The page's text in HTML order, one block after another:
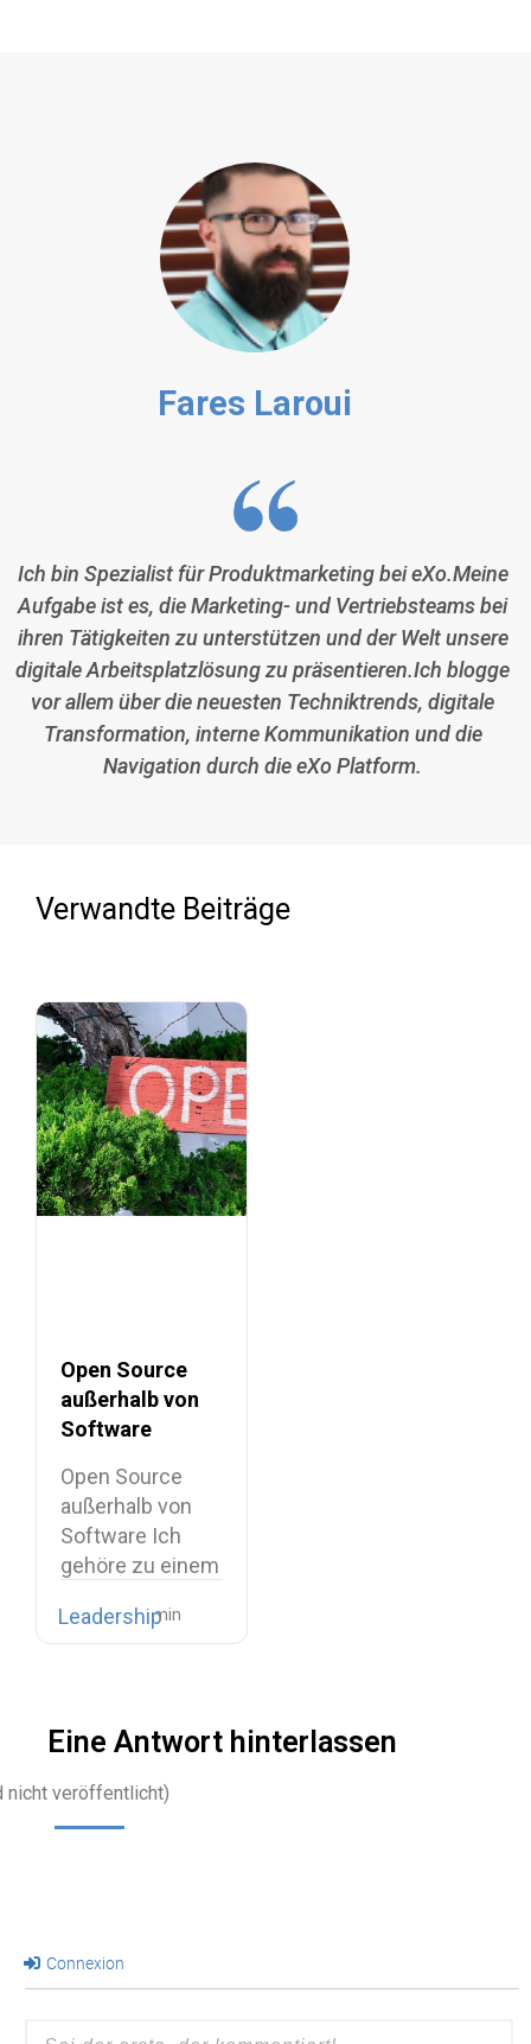
Fares Laroui
Ich bin Spezialist für Produktmarketing bei eXo.Meine
Aufgabe ist es, die Marketing- und Vertriebsteams bei
ihren Tätigkeiten zu unterstützen und der Welt unsere
digitale Arbeitsplatzlösung zu präsentieren.Ich blogge
vor allem über die neuesten Techniktrends, digitale
Transformation, interne Kommunikation und die
Navigation durch die eXo Platform.
Verwandte Beiträge
Open Source
außerhalb von
Software
Open Source
außerhalb von
Software Ich
gehöre zu einem
das auf…
Leadership
Eine Antwort hinterlassen
nicht veröffentlicht)
Connexion